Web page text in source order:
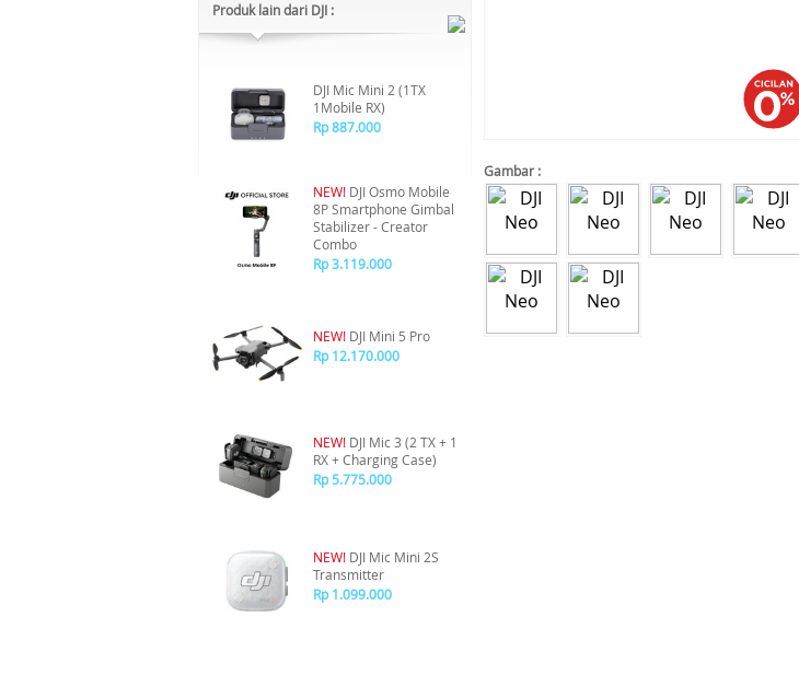
Produk lain dari DJI :
DJI Mic Mini 2 (1TX
1Mobile RX)
Rp 887.000
NEW! DJI Osmo Mobile
8P Smartphone Gimbal
Stabilizer - Creator
Combo
Rp 3.119.000
NEW! DJI Mini 5 Pro
Rp 12.170.000
NEW! DJI Mic 3 (2 TX + 1
RX + Charging Case)
Rp 5.775.000
NEW! DJI Mic Mini 2S
Transmitter
Rp 1.099.000
Gambar :